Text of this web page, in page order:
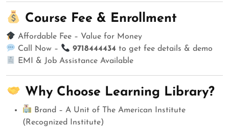
Course Fee & Enrollment
Affordable Fee – Value for Money
Call Now –
9718444434 to get fee details & demo
EMI & Job Assistance Available
Why Choose Learning Library?
Brand – A Unit of The American Institute
(Recognized Institute)